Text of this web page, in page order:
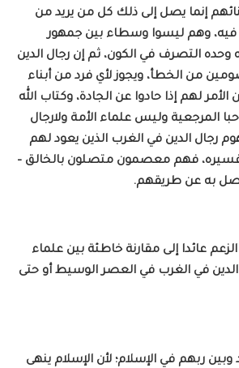
إنما يصل إلى ذلك كل من يريد من
فيه، وهم ليسوا وسطاء بين جمهور
وحده التصرف في الكون، ثم إن رجال الدين
من الخطأ، ويجوز لأي فرد من أبناء
لهم إذا حادوا عن الجادة، وكتاب الله
المرجعية وليس علماء الأمة ولارجال
رجال الدين في الغرب الذين يعود لهم
فهم معصمون متصلون بالخالق –
به عن طريقهم.
عائدا إلى مقارنة خاطئة بين علماء
الدين في الغرب في العصر الوسيط أو حتى
ربهم في الإسلام؛ لأن الإسلام ينهى